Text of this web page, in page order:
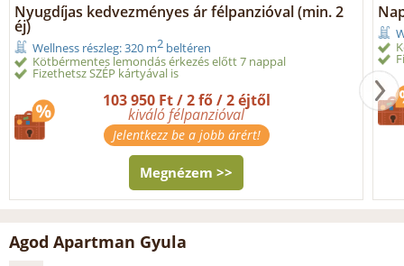
Nyugdíjas kedvezményes ár félpanzióval (min. 2
éj)
Wellness részleg: 320 m2 beltéren
Kötbérmentes lemondás érkezés előtt 7 nappal
Fizethetsz SZÉP kártyával is
103 950 Ft / 2 fő / 2 éjtől
kiváló félpanzióval
Jelentkezz be a jobb árért!
Megnézem >>
Agod Apartman Gyula